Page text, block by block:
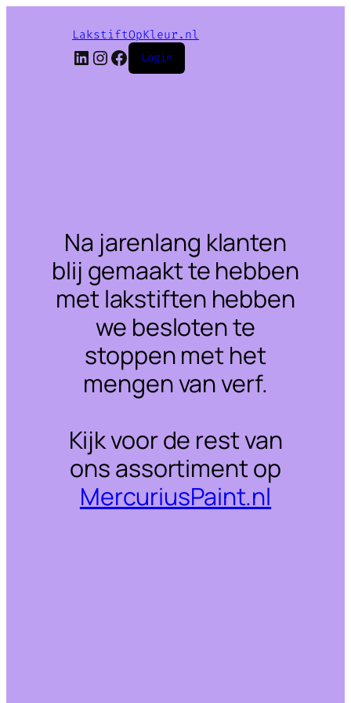
LakstiftOpKleur.nl
LinkedIn
Instagram
Facebook
Login
Na jarenlang klanten
blij gemaakt te hebben
met lakstiften hebben
we besloten te
stoppen met het
mengen van verf.
Kijk voor de rest van
ons assortiment op
MercuriusPaint.nl